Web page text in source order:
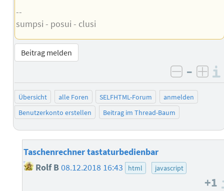
--
sumpsi - posui - clusi
Beitrag melden
negativ
–
Übersicht alle Foren SELFHTML-Forum
anmelden
Benutzerkonto erstellen
Beitrag im Thread-Baum
Taschenrechner tastaturbedienbar
Rolf B08.12.2018 16:43 html javascript
+1